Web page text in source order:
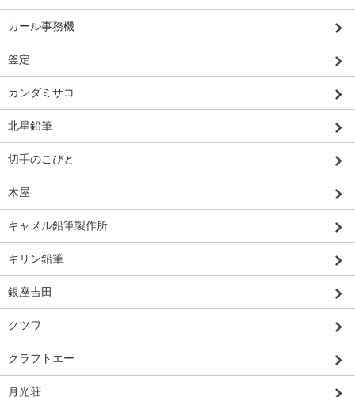
カール事務機
釜定
カンダミサコ
北星鉛筆
切手のこびと
木屋
キャメル鉛筆製作所
キリン鉛筆
銀座吉田
クツワ
クラフトエー
月光荘